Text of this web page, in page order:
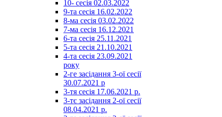
10- сесія 02.03.2022
9-та сесія 16.02.2022
8-ма сесія 03.02.2022
7-ма сесія 16.12.2021
6-та сесія 25.11.2021
5-та сесія 21.10.2021
4-та сесія 23.09.2021
року
2-ге засідання 3-ої сесії
30.07.2021 р
3-тя сесія 17.06.2021 р.
3-тє засідання 2-ої сесії
08.04.2021 р.